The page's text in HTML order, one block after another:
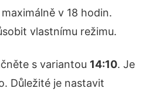
v 18 hodin.
vlastnímu režimu.
s variantou 14:10. Je
Důležité je nastavit